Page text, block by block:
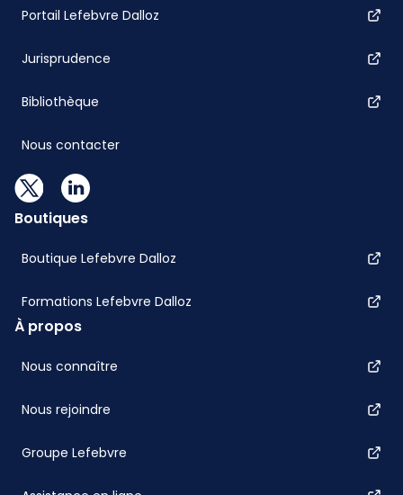
Portail Lefebvre Dalloz
Jurisprudence
Bibliothèque
Nous contacter
Boutiques
Boutique Lefebvre Dalloz
Formations Lefebvre Dalloz
À propos
Nous connaître
Nous rejoindre
Groupe Lefebvre